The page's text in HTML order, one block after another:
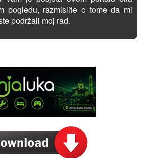
pogledu, razmislite o tome da mi
podržali moj rad.